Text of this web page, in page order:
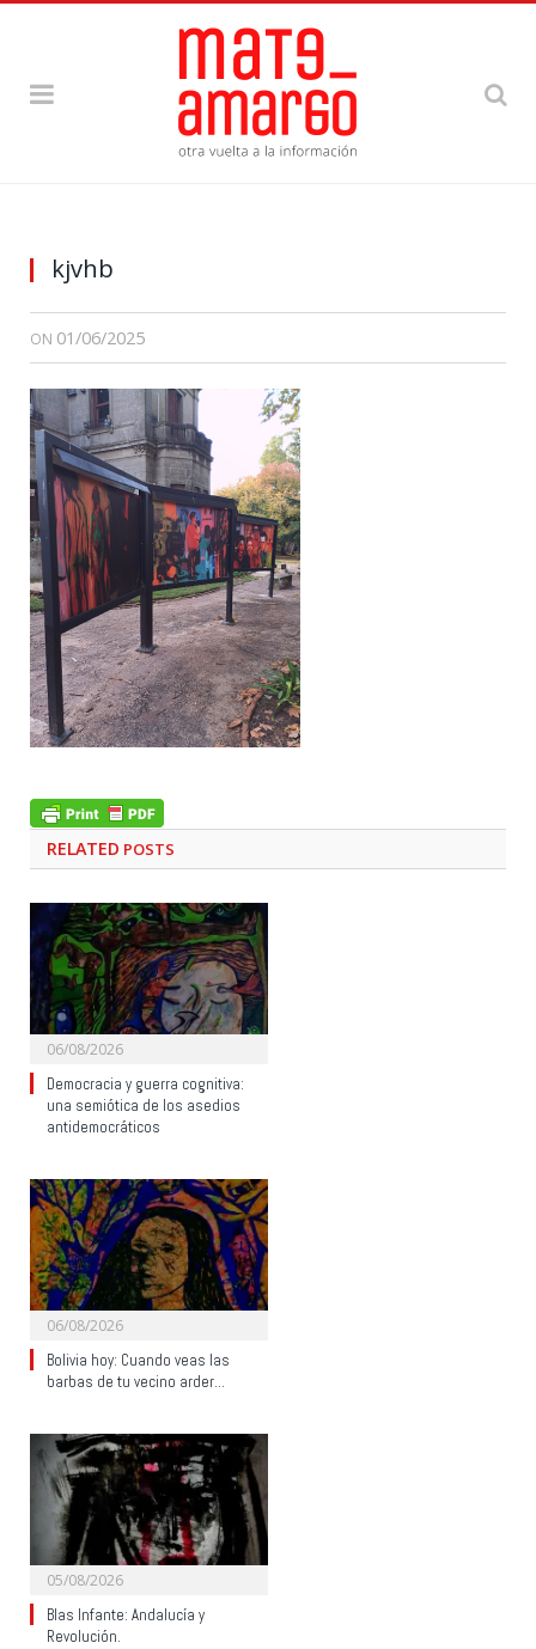
kjvhb
ON 01/06/2025
RELATED POSTS
06/08/2026
Democracia y guerra cognitiva:
una semiótica de los asedios
antidemocráticos
06/08/2026
Bolivia hoy: Cuando veas las
barbas de tu vecino arder…
05/08/2026
Blas Infante: Andalucía y
Revolución.